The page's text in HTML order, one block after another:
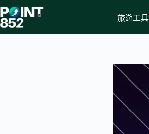
to
content
旅遊工具